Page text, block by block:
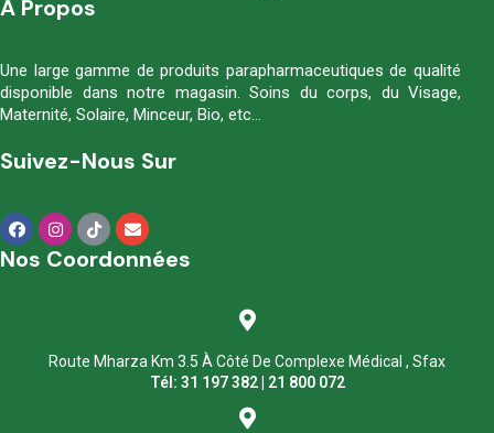
A Propos
Une large gamme de produits parapharmaceutiques de qualité
disponible dans notre magasin. Soins du corps, du Visage,
Maternité, Solaire, Minceur, Bio, etc…
Suivez-Nous Sur
Nos Coordonnées
Route Mharza Km 3.5 À Côté De Complexe Médical , Sfax
Tél: 31 197 382 | 21 800 072